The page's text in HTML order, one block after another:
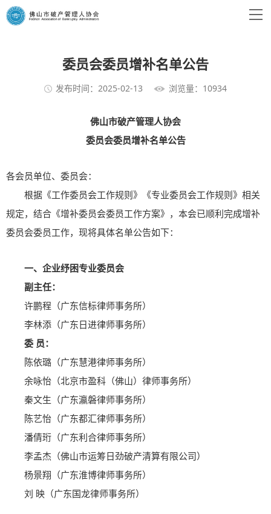
委员会委员增补名单公告
发布时间：2025-02-13 浏览量：10934
佛山市破产管理人协会
委员会委员增补名单公告
各会员单位、委员会：
根据《工作委员会工作规则》《专业委员会工作规则》相关
规定，结合《增补委员会委员工作方案》，本会已顺利完成增补
委员会委员工作，现将具体名单公告如下：
一、 企业纾困专业委员会
副主任：
许鹏程（广东信标律师事务所）
李林添（广东日进律师事务所）
委 员：
陈依璐（广东慧港律师事务所）
余咏怡（北京市盈科（佛山）律师事务所）
秦文生（广东瀛磐律师事务所）
陈艺怡（广东都汇律师事务所）
潘倩珩（广东利合律师事务所）
李孟杰（佛山市运筹日劲破产清算有限公司）
杨景翔（广东淮博律师事务所）
刘 映（广东国龙律师事务所）